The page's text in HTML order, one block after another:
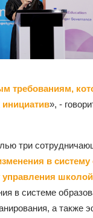
требованиям,
», -
три
в
управления школой
в системе
а